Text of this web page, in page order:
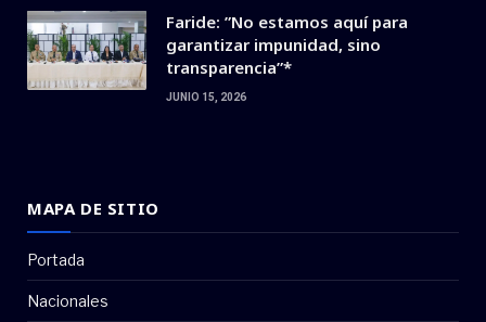
Faride: ”No estamos aquí para
garantizar impunidad, sino
transparencia”*
JUNIO 15, 2026
MAPA DE SITIO
Portada
Nacionales